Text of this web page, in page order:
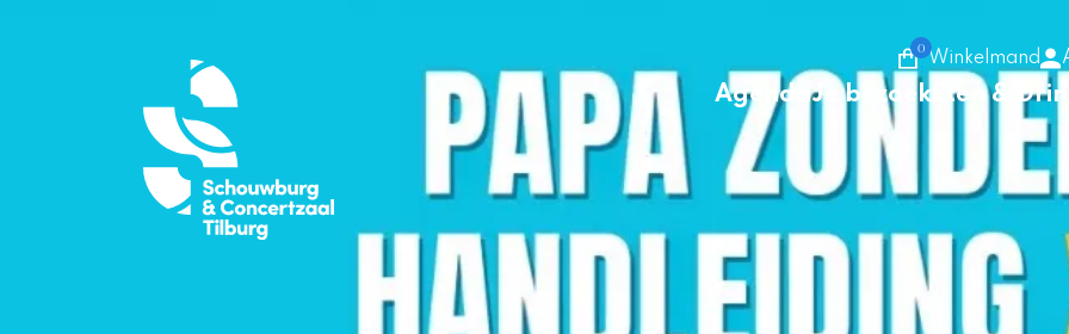
0
Winkelmand
AgendaJe bezoek Eten &